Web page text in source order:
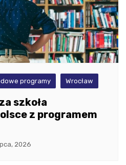
programy Wrocław
szkoła
z programem
2026